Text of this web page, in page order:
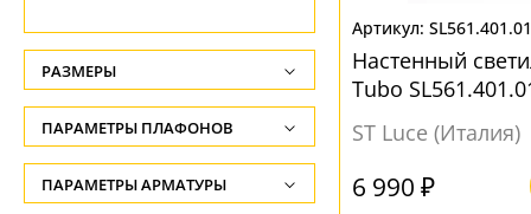
SL561.401.01
Настенный
Tubo
ST Luce (Италия)
6 990 ₽
РАЗМЕРЫ
Высота, см
-
Глубина, см
ПАРАМЕТРЫ ПЛАФОНОВ
ФОРМА ПЛАФОНА
ПАРАМЕТРЫ АРМАТУРЫ